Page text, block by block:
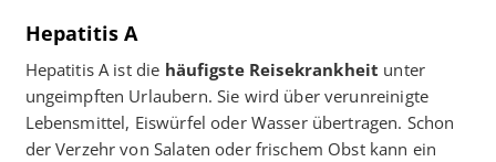
Hepatitis A
Hepatitis A ist die häufigste Reisekrankheit unter
ungeimpften Urlaubern. Sie wird über verunreinigte
Lebensmittel, Eiswürfel oder Wasser übertragen. Schon
der Verzehr von Salaten oder frischem Obst kann ein